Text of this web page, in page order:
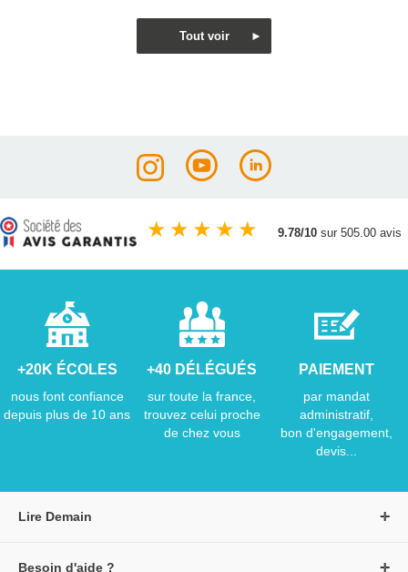
★ ★ ★ ★ ★ 9.78/10 sur 505.00 avis
+20K ÉCOLES
nous font confiance
depuis plus de 10 ans
+40 DÉLÉGUÉS
sur toute la france,
trouvez celui proche
de chez vous
PAIEMENT
par mandat
administratif,
bon d'engagement,
devis...
Lire Demain
Besoin d'aide ?